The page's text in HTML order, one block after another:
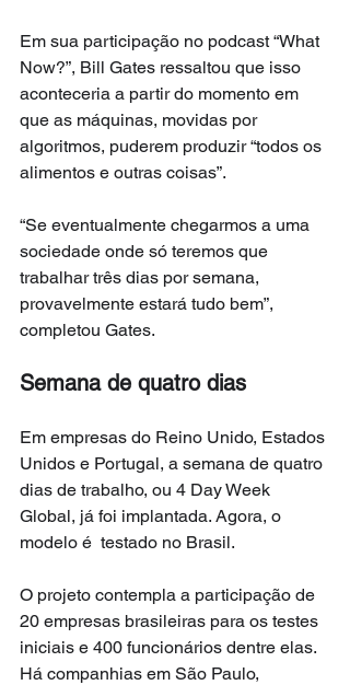
Em sua participação no podcast “What
Now?”, Bill Gates ressaltou que isso
aconteceria a partir do momento em
que as máquinas, movidas por
algoritmos, puderem produzir “todos os
alimentos e outras coisas”.
“Se eventualmente chegarmos a uma
sociedade onde só teremos que
trabalhar três dias por semana,
provavelmente estará tudo bem”,
completou Gates.
Semana de quatro dias
Em empresas do Reino Unido, Estados
Unidos e Portugal, a semana de quatro
dias de trabalho, ou 4 Day Week
Global, já foi implantada. Agora, o
modelo é  testado no Brasil.
O projeto contempla a participação de
20 empresas brasileiras para os testes
iniciais e 400 funcionários dentre elas.
Há companhias em São Paulo,